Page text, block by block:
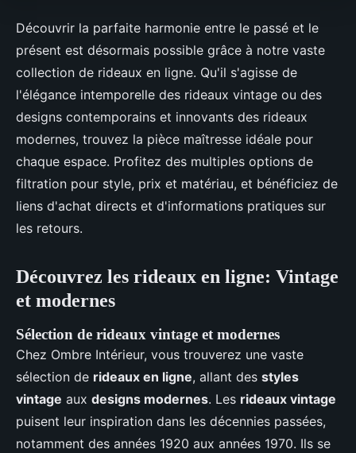
Découvrir la parfaite harmonie entre le passé et le
présent est désormais possible grâce à notre vaste
collection de rideaux en ligne. Qu'il s'agisse de
l'élégance intemporelle des rideaux vintage ou des
designs contemporains et innovants des rideaux
modernes, trouvez la pièce maîtresse idéale pour
chaque espace. Profitez des multiples options de
filtration pour style, prix et matériau, et bénéficiez de
liens d'achat directs et d'informations pratiques sur
les retours.
Découvrez les rideaux en ligne: Vintage
et modernes
Sélection de rideaux vintage et modernes
Chez Ombre Intérieur, vous trouverez une vaste
sélection de rideaux en ligne, allant des styles
vintage aux designs modernes. Les rideaux vintage
puisent leur inspiration dans les décennies passées,
notamment des années 1920 aux années 1970. Ils se